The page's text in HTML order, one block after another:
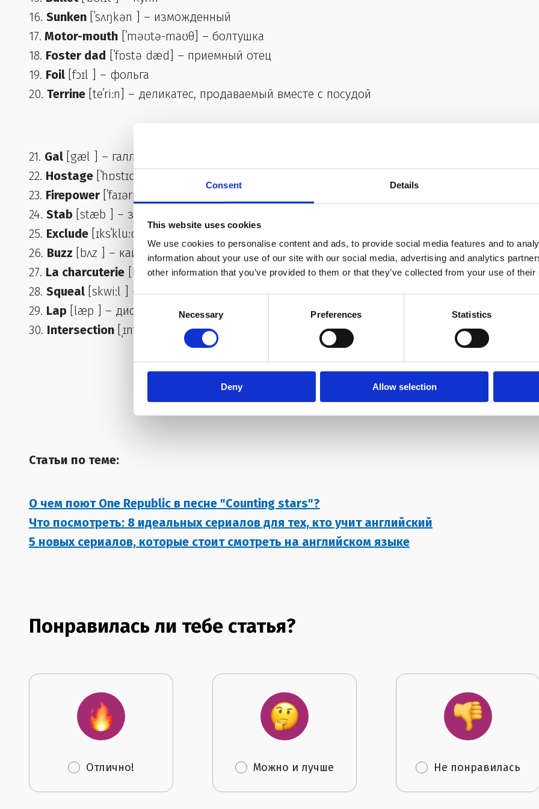
Consent Details
This website uses cookies
We use cookies to personalise content and ads, to provide social media features and to
information about your use of our site with our social media, advertising and analytics
other information that you’ve provided to them or that they’ve collected from your use of
Selection
Necessary Preferences Statistics
Deny Allow selection
16. Sunken [ˈsʌŋkən ] – изможденный
17. Motor-mouth [ˈməʊtə-maʊθ] – болтушка
18. Foster dad [ˈfɒstə dæd] – приемный отец
19. Foil [fɔɪl ] – фольга
20. Terrine [teˈriːn] – деликатес, продаваемый вместе с посудой
21. Gal [gæl ] – галлон
22. Hostage [ˈhɒstɪʤ ] – заложник
23. Firepower [ˈfaɪərpaʊər] – скорострельность
24. Stab [stæb ] – заколоть ножом
25. Exclude [ɪksˈkluːd ] – не допускать, исключать
26. Buzz [bʌz ] – кайф
27. La charcuterie [lɑː ʃɑːˈkuːt(ə)ri] – закусочная
28. Squeal [skwiːl ] – скрип, вопль
29. Lap [læp ] – дистанция
30. Intersection [ˌɪntə(ː)ˈsɛkʃən] – перекресток
Статьи по теме:
О чем поют One Republic в песне "Counting stars"?
Что посмотреть: 8 идеальных сериалов для тех, кто учит английский
5 новых сериалов, которые стоит смотреть на английском языке
Понравилась ли тебе статья?
Отлично! Можно и лучше Не понравилась